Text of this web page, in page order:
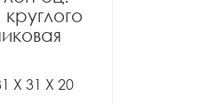
X 31 X 20